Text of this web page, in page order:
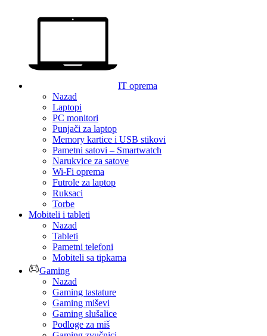
IT oprema
Nazad
Laptopi
PC monitori
Punjači za laptop
Memory kartice i USB stikovi
Pametni satovi – Smartwatch
Narukvice za satove
Wi-Fi oprema
Futrole za laptop
Ruksaci
Torbe
Mobiteli i tableti
Nazad
Tableti
Pametni telefoni
Mobiteli sa tipkama
Gaming
Nazad
Gaming tastature
Gaming miševi
Gaming slušalice
Podloge za miš